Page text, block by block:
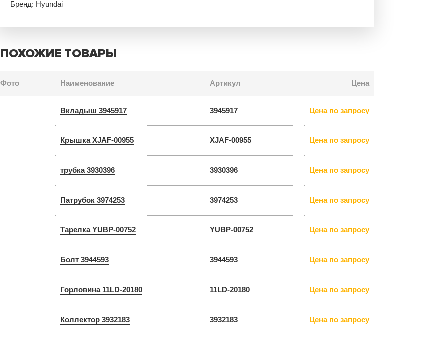
Бренд: Hyundai
ПОХОЖИЕ ТОВАРЫ
Фото Наименование Артикул Цена
Вкладыш 3945917 3945917 Цена по запросу
Крышка XJAF-00955 XJAF-00955 Цена по запросу
трубка 3930396 3930396 Цена по запросу
Патрубок 3974253 3974253 Цена по запросу
Тарелка YUBP-00752 YUBP-00752 Цена по запросу
Болт 3944593 3944593 Цена по запросу
Горловина 11LD-20180 11LD-20180 Цена по запросу
Коллектор 3932183 3932183 Цена по запросу